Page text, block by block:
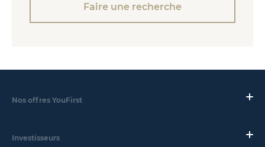
Faire une recherche
Nos offres YouFirst
Investisseurs